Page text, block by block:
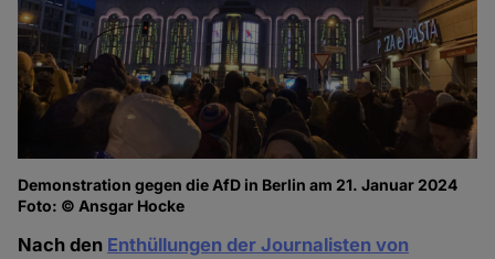
Demonstration gegen die AfD in Berlin am 21. Januar 2024
Foto: © Ansgar Hocke
Nach den Enthüllungen der Journalisten von